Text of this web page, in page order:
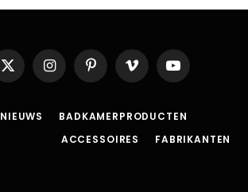
X
(Twitter)
InstagramPinterestVimeo YouTube
BADKAMERPRODUCTEN
ACCESSOIRES FABRIKANTEN